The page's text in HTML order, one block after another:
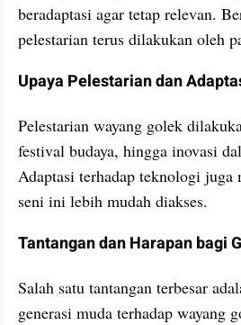
beradaptasi agar tetap relevan.
pelestarian terus dilakukan oleh
Upaya Pelestarian dan
Pelestarian wayang golek
festival budaya, hingga inovasi
Adaptasi terhadap teknologi juga
seni ini lebih mudah diakses.
Tantangan dan Harapan bagi
Salah satu tantangan terbesar
generasi muda terhadap wayang